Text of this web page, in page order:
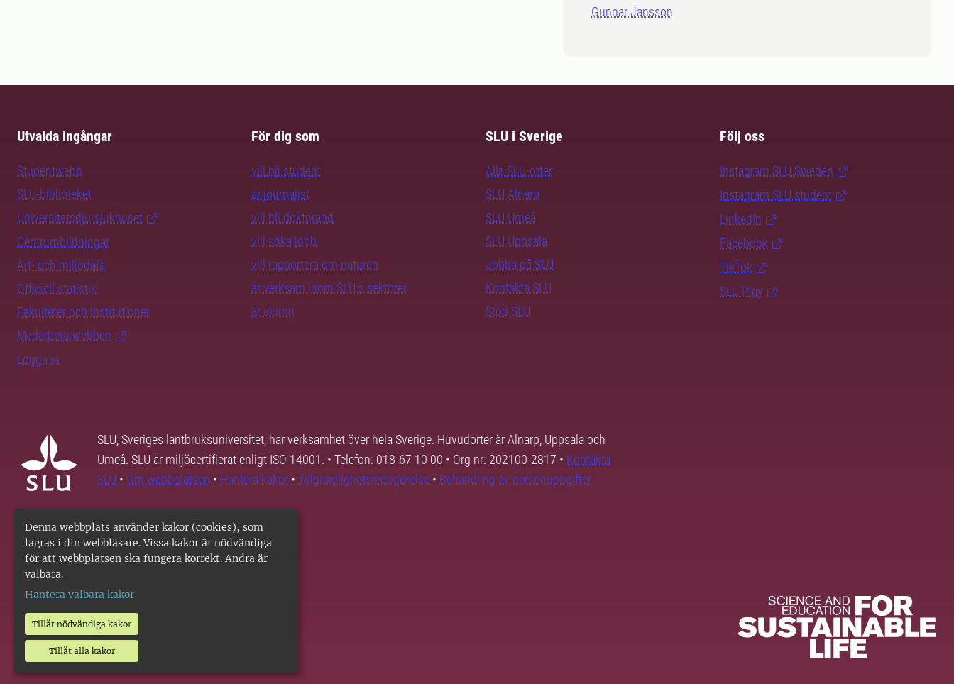
Denna webbplats använder kakor (cookies), som
lagras i din webbläsare. Vissa kakor är nödvändiga
för att webbplatsen ska fungera korrekt. Andra är
valbara.
Hantera valbara kakor
Tillåt nödvändiga kakor
Tillåt alla kakor
Gunnar Jansson
Utvalda ingångar
Studentwebb
SLU-biblioteket
Universitetsdjursjukhuset
Centrumbildningar
Art- och miljödata
Officiell statistik
Fakulteter och institutioner
Medarbetarwebben
Logga in
För dig som
vill bli student
är journalist
vill bli doktorand
vill söka jobb
vill rapportera om naturen
är verksam inom SLU:s sektorer
är alumn
SLU i Sverige
Alla SLU-orter
SLU Alnarp
SLU Umeå
SLU Uppsala
Jobba på SLU
Kontakta SLU
Stöd SLU
Följ oss
Instagram SLU.Sweden
Instagram SLU.student
LinkedIn
Facebook
TikTok
SLU Play
SLU, Sveriges lantbruksuniversitet, har verksamhet över hela Sverige. Huvudorter är Alnarp, Uppsala och
Umeå. SLU är miljöcertifierat enligt ISO 14001. • Telefon: 018-67 10 00 • Org nr: 202100-2817 • Kontakta
SLU • Om webbplatsen • Hantera kakor • Tillgänglighetsredogörelse • Behandling av personuppgifter